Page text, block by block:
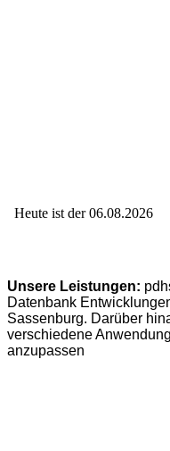
Heute ist der 06.08.2026
Unsere Leistungen:
Datenbank
Sassenburg. Darüber
verschiedene
anzupassen